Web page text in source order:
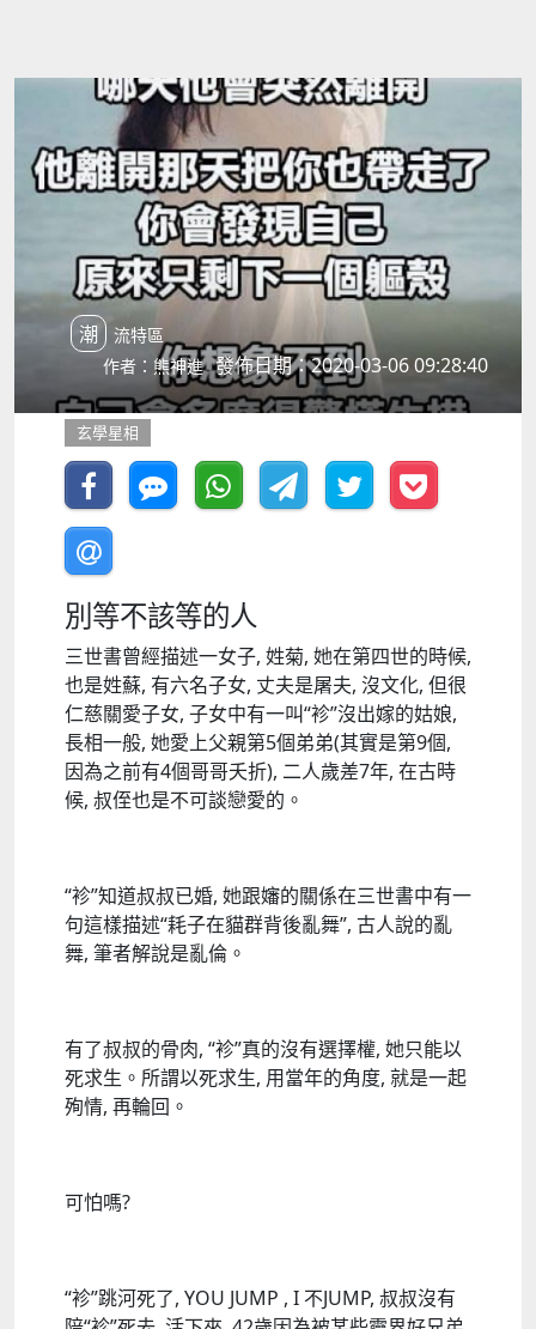
潮流特區
作者：熊神進 發佈日期：2020-03-06 09:28:40
玄學星相
別等不該等的人
三世書曾經描述一女子, 姓菊, 她在第四世的時候,
也是姓蘇, 有六名子女, 丈夫是屠夫, 沒文化, 但很
仁慈關愛子女, 子女中有一叫“袗”沒出嫁的姑娘,
長相一般, 她愛上父親第5個弟弟(其實是第9個,
因為之前有4個哥哥夭折), 二人歲差7年, 在古時
候, 叔侄也是不可談戀愛的。
“袗”知道叔叔已婚, 她跟嬸的關係在三世書中有一
句這樣描述“耗子在貓群背後亂舞”, 古人說的亂
舞, 筆者解說是亂倫。
有了叔叔的骨肉, “袗”真的沒有選擇權, 她只能以
死求生。所謂以死求生, 用當年的角度, 就是一起
殉情, 再輪回。
可怕嗎?
“袗”跳河死了, YOU JUMP , I 不JUMP, 叔叔沒有